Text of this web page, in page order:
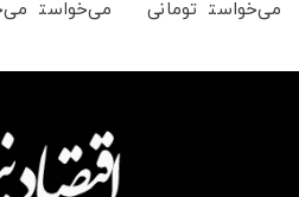
می‌خواستیتومانی
می‌خواستی
بخر!
بخر !